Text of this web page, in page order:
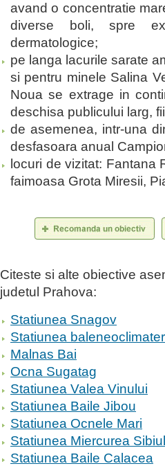
avand o concentratie
diverse boli, spre
dermatologice;
pe langa lacurile sarate
si pentru minele Salina
Noua se extrage in
deschisa publicului larg,
de asemenea, intr-una
desfasoara anual
locuri de vizitat: Fantana
faimoasa Grota Miresii,
Citeste si alte obiective
judetul Prahova:
Statiunea Snagov
Statiunea
Malnas Bai
Ocna Sugatag
Statiunea Valea Vinului
Statiunea Baile Jibou
Statiunea Ocnele Mari
Statiunea Miercurea
Statiunea Baile Calacea